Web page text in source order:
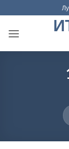
to
content